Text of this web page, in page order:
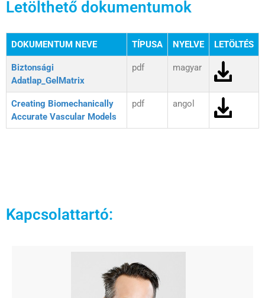
Letölthető dokumentumok
DOKUMENTUM NEVE TÍPUSA NYELVE LETÖLTÉS
Biztonsági
Adatlap_GelMatrix
pdf magyar
Creating Biomechanically
Accurate Vascular Models
pdf angol
Kapcsolattartó: